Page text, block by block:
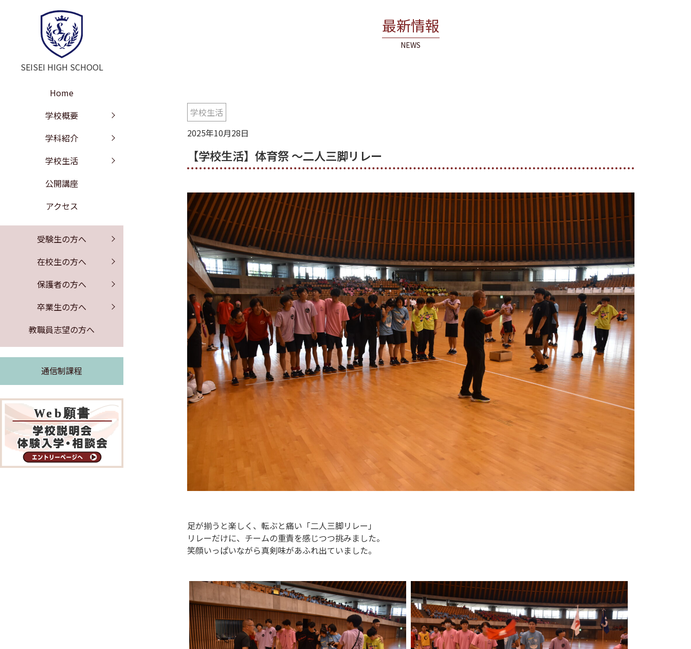
最新情報
NEWS
学校生活
2025年10月28日
【学校生活】体育祭 ～二人三脚リレー
足が揃うと楽しく、転ぶと痛い「二人三脚リレー」
リレーだけに、チームの重責を感じつつ挑みました。
笑顔いっぱいながら真剣味があふれ出ていました。
SEISEI HIGH SCHOOL
Home
学校概要
学校長挨拶
教訓・教育目標
学校沿革
学校評価
いじめ防止の基本方針
公開情報
学科紹介
教育の特色
文理探究科
工学探究科
学校生活
年間行事
部活動
進路情報
制服紹介
公開講座
アクセス
受験生の方へ
募集要項
体験入学・学校説明会
よくある質問
在校生の方へ
保健室からのお知らせ
図書館からのお知らせ
求人票の公開
緊急時の対応
証明書の発行
保護者の方へ
PTA行事
事務室より
卒業生の方へ
証明書の発行
同窓会のお知らせ
教職員志望の方へ
通信制課程